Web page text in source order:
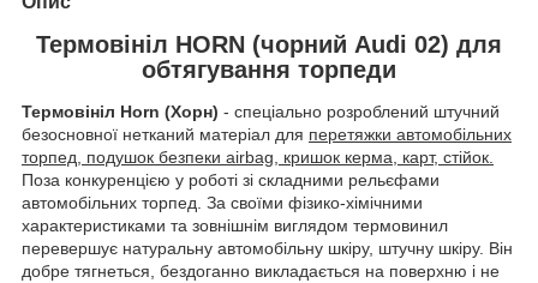
Термовініл HORN (чорний Audi 02) для
обтягування торпеди
Термовініл Horn (Хорн) - спеціально розроблений штучний
безосновної нетканий матеріал для перетяжки автомобільних
торпед, подушок безпеки airbag, кришок керма, карт, стійок.
Поза конкуренцією у роботі зі складними рельєфами
автомобільних торпед. За своїми фізико-хімічними
характеристиками та зовнішнім виглядом термовинил
перевершує натуральну автомобільну шкіру, штучну шкіру. Він
добре тягнеться, бездоганно викладається на поверхню і не